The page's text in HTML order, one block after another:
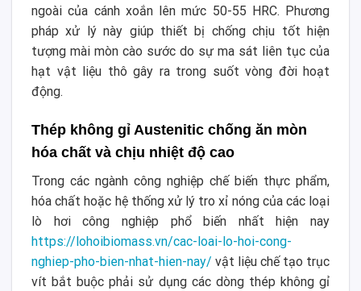
ngoài của cánh xoắn lên mức 50-55 HRC. Phương
pháp xử lý này giúp thiết bị chống chịu tốt hiện
tượng mài mòn cào sước do sự ma sát liên tục của
hạt vật liệu thô gây ra trong suốt vòng đời hoạt
động.
Thép không gỉ Austenitic chống ăn mòn
hóa chất và chịu nhiệt độ cao
Trong các ngành công nghiệp chế biến thực phẩm,
hóa chất hoặc hệ thống xử lý tro xỉ nóng của các loại
lò hơi công nghiệp phổ biến nhất hiện nay
https://lohoibiomass.vn/cac-loai-lo-hoi-cong-
nghiep-pho-bien-nhat-hien-nay/ vật liệu chế tạo trục
vít bắt buộc phải sử dụng các dòng thép không gỉ